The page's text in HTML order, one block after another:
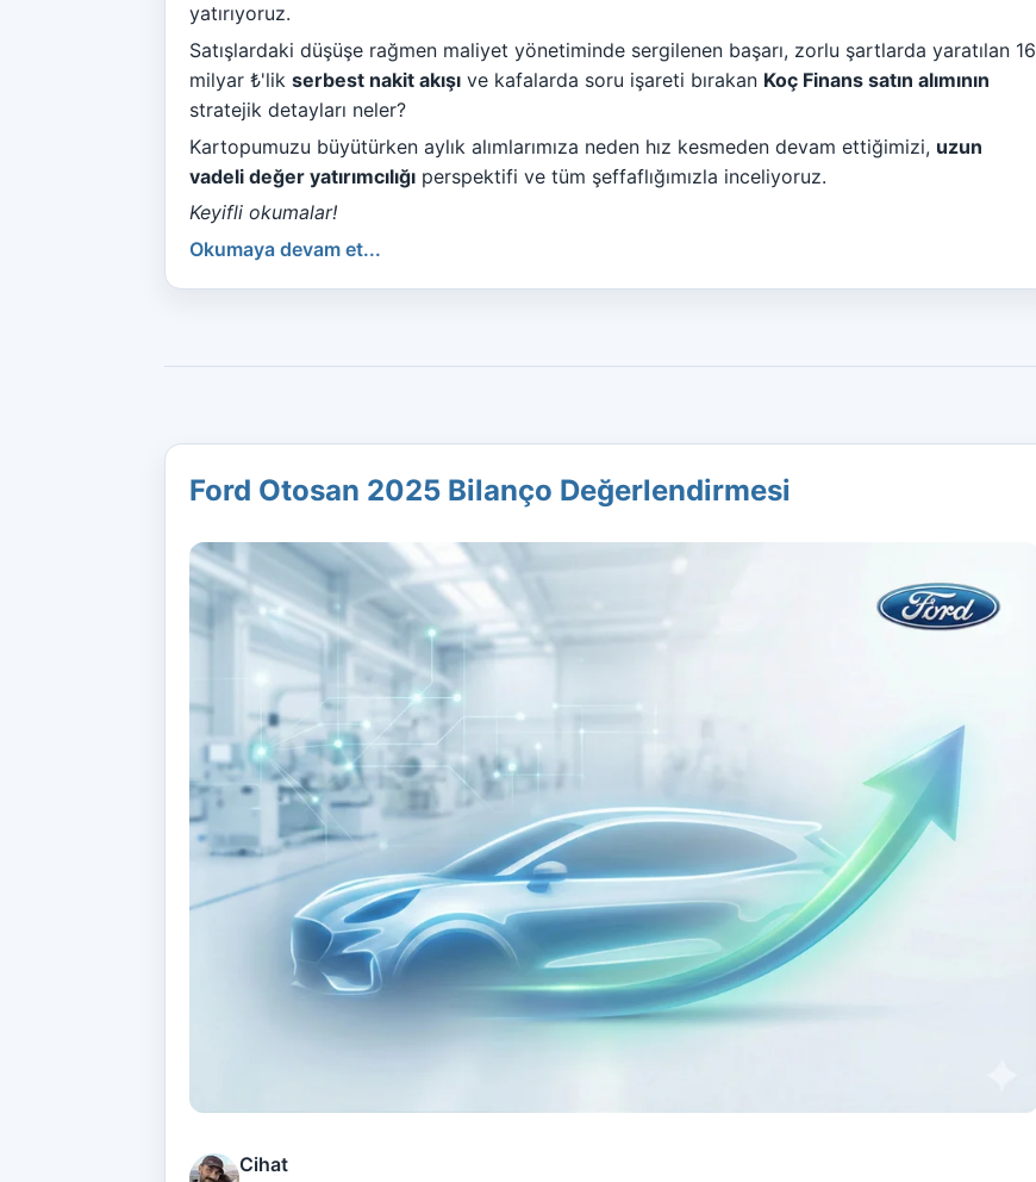
yatırıyoruz.
Satışlardaki düşüşe rağmen maliyet yönetiminde sergilenen başarı, zorlu şartlarda yaratılan 16
milyar ₺'lik serbest nakit akışı ve kafalarda soru işareti bırakan Koç Finans satın alımının
stratejik detayları neler?
Kartopumuzu büyütürken aylık alımlarımıza neden hız kesmeden devam ettiğimizi, uzun
vadeli değer yatırımcılığı perspektifi ve tüm şeffaflığımızla inceliyoruz.
Keyifli okumalar!
Okumaya devam et...
Ford Otosan 2025 Bilanço Değerlendirmesi
Cihat